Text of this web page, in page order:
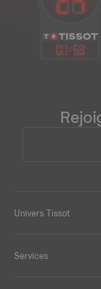
01:53
Univers Tissot
Services